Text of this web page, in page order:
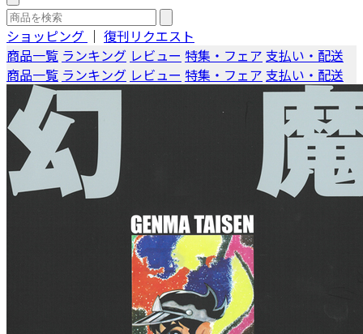
ショッピング ｜ 復刊リクエスト
商品一覧 ランキング レビュー 特集・フェア 支払い・配送
商品一覧 ランキング レビュー 特集・フェア 支払い・配送